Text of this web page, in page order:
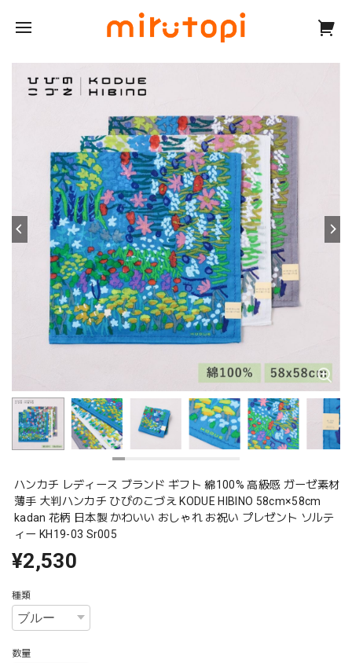
ハンカチ レディース ブランド ギフト 綿100% 高級感 ガーゼ素材
薄手 大判ハンカチ ひびのこづえ KODUE HIBINO 58cm×58cm
kadan 花柄 日本製 かわいい おしゃれ お祝い プレゼント ソルテ
ィー KH19-03 Sr005
¥2,530
種類
数量